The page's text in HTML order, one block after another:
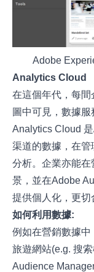
Adobe
Analytics Cloud
在這個年代，每
圖中可見，數據服
Analytics Cloud
渠道的數據，在
分析。企業亦能
景，並在Adobe
提供個人化，更切
如何利用數據:
例如在營銷數據
旅遊網站(e.g. 搜
Audience